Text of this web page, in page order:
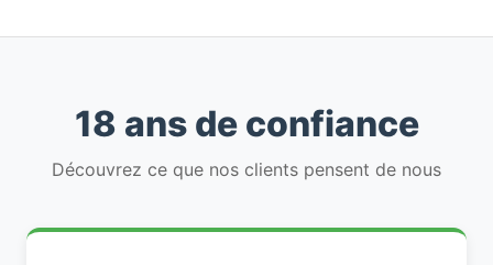
18 ans de confiance
Découvrez ce que nos clients pensent de nous